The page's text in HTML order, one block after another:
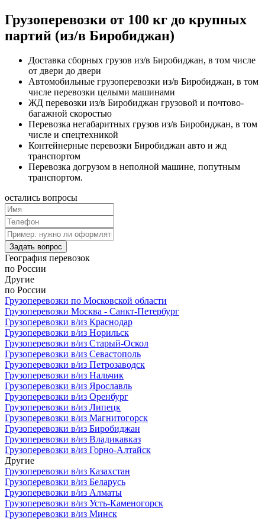
Грузоперевозки от 100 кг до крупных
партий (из/в Биробиджан)
Доставка сборных грузов из/в Биробиджан, в том числе
от двери до двери
Автомобильные грузоперевозки из/в Биробиджан, в том
числе перевозки целыми машинами
ЖД перевозки из/в Биробиджан грузовой и почтово-
багажной скоростью
Перевозка негабаритных грузов из/в Биробиджан, в том
числе и спецтехникой
Контейнерные перевозки Биробиджан авто и жд
транспортом
Перевозка догрузом в неполной машине, попутным
транспортом.
остались вопросы
Задать вопрос
География перевозок
по России
Другие
по России
Грузоперевозки по Московской области
Грузоперевозки Москва - Санкт-Петербург
Грузоперевозки в/из Краснодар
Грузоперевозки в/из Норильск
Грузоперевозки в/из Старый-Оскол
Грузоперевозки в/из Севастополь
Грузоперевозки в/из Петрозаводск
Грузоперевозки в/из Нальчик
Грузоперевозки в/из Ярославль
Грузоперевозки в/из Оренбург
Грузоперевозки в/из Липецк
Грузоперевозки в/из Магнитогорск
Грузоперевозки в/из Биробиджан
Грузоперевозки в/из Владикавказ
Грузоперевозки в/из Горно-Алтайск
Другие
Грузоперевозки в/из Казахстан
Грузоперевозки в/из Беларусь
Грузоперевозки в/из Алматы
Грузоперевозки в/из Усть-Каменогорск
Грузоперевозки в/из Минск